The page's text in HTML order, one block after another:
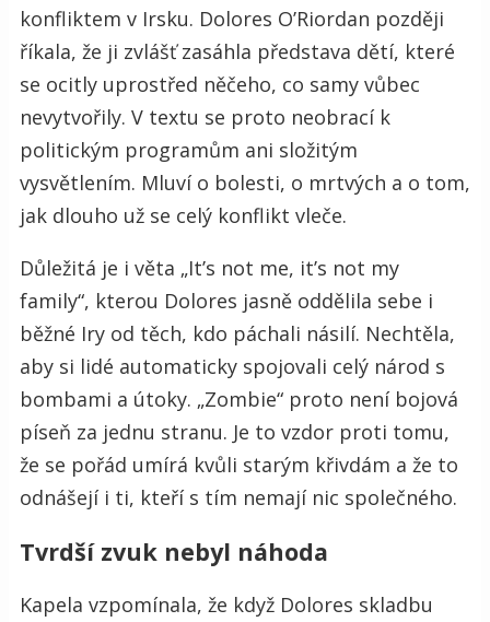
konfliktem v Irsku. Dolores O’Riordan později
říkala, že ji zvlášť zasáhla představa dětí, které
se ocitly uprostřed něčeho, co samy vůbec
nevytvořily. V textu se proto neobrací k
politickým programům ani složitým
vysvětlením. Mluví o bolesti, o mrtvých a o tom,
jak dlouho už se celý konflikt vleče.
Důležitá je i věta „It’s not me, it’s not my
family“, kterou Dolores jasně oddělila sebe i
běžné Iry od těch, kdo páchali násilí. Nechtěla,
aby si lidé automaticky spojovali celý národ s
bombami a útoky. „Zombie“ proto není bojová
píseň za jednu stranu. Je to vzdor proti tomu,
že se pořád umírá kvůli starým křivdám a že to
odnášejí i ti, kteří s tím nemají nic společného.
Tvrdší zvuk nebyl náhoda
Kapela vzpomínala, že když Dolores skladbu